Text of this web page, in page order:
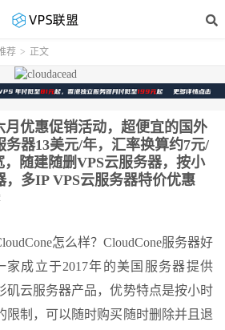
荐 > 正文
月优惠促销活动，超便宜的国外
务器13美元/年，汇率换算约7元/
，随建随删VPS云服务器，按小
，多IP VPS云服务器特价优惠
怎么样？CloudCone服务器好
家成立于2017年的美国服务器提供
矶云服务器产品，优势特点是按小时
限制，可以随时购买随时删除并且退